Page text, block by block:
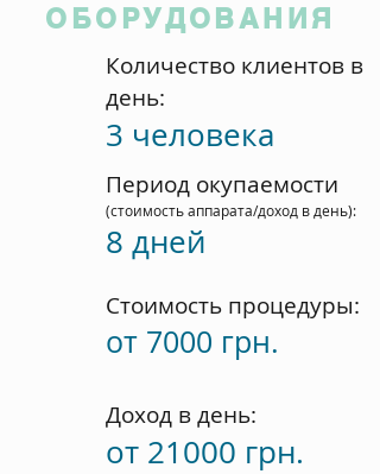
ОБОРУДОВАНИЯ
Количество клиентов в
день:
3 человека
Период окупаемости
(стоимость аппарата/доход в день):
8 дней
Стоимость процедуры:
от 7000 грн.
Доход в день:
от 21000 грн.